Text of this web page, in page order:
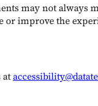
may not always
or improve the
at